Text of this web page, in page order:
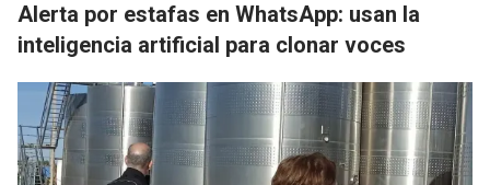
Alerta por estafas en WhatsApp: usan la
inteligencia artificial para clonar voces